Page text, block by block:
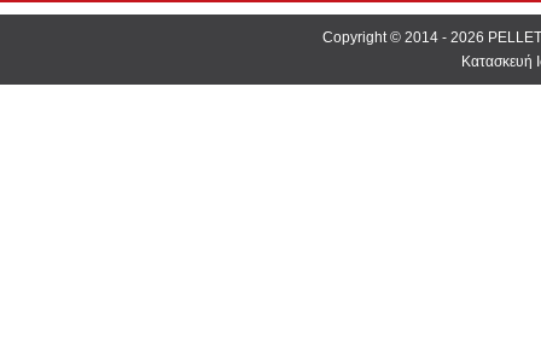
Copyright © 2014 - 2026
Κατασκευή